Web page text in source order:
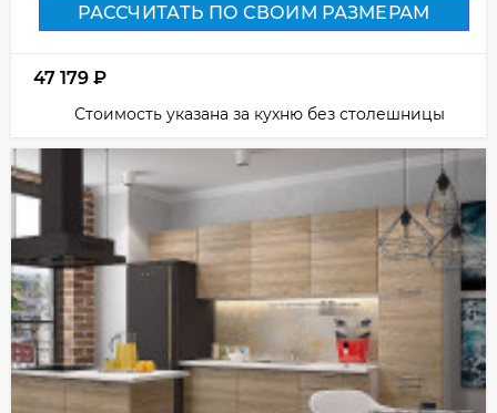
РАССЧИТАТЬ ПО СВОИМ РАЗМЕРАМ
47 179 ₽
Стоимость указана за кухню без столешницы